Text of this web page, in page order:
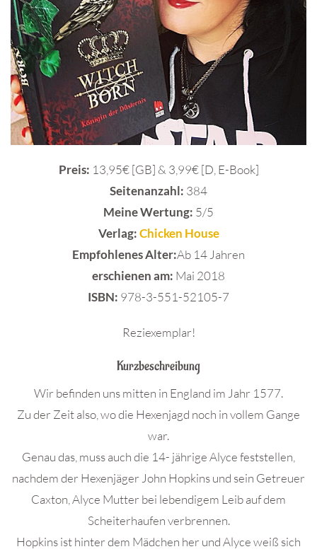
Preis: 13,95€ [GB] & 3,99€ [D, E-Book]
Seitenanzahl: 384
Meine Wertung: 5/5
Verlag:Chicken House
Empfohlenes Alter:Ab 14 Jahren
erschienen am: Mai 2018
ISBN: 978-3-551-52105-7
Reziexemplar!
Kurzbeschreibung
Wir befinden uns mitten in England im Jahr 1577.
Zu der Zeit also, wo die Hexenjagd noch in vollem Gange
war.
Genau das, muss auch die 14- jährige Alyce feststellen,
nachdem der Hexenjäger John Hopkins und sein Getreuer
Caxton, Alyce Mutter bei lebendigem Leib auf dem
Scheiterhaufen verbrennen.
Hopkins ist hinter dem Mädchen her und Alyce weiß sich